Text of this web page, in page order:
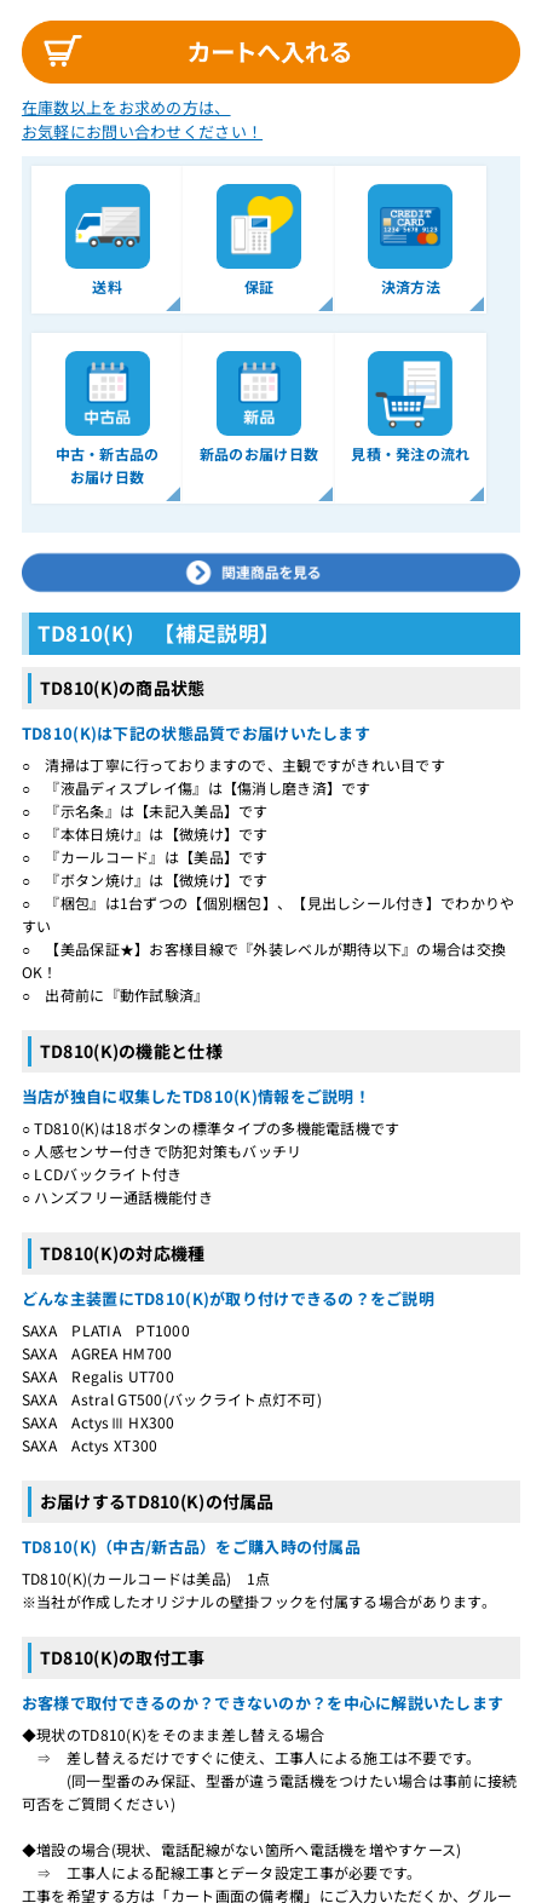
在庫数以上をお求めの方は、
お気軽にお問い合わせください！
送料 保証 決済方法
中古・新古品の
お届け日数
新品のお届け日数 見積・発注の流れ
TD810(K) 【補足説明】
TD810(K)の商品状態
TD810(K)は下記の状態品質でお届けいたします
○ 清掃は丁寧に行っておりますので、主観ですがきれい目です
○ 『液晶ディスプレイ傷』は【傷消し磨き済】です
○ 『示名条』は【未記入美品】です
○ 『本体日焼け』は【微焼け】です
○ 『カールコード』は【美品】です
○ 『ボタン焼け』は【微焼け】です
○ 『梱包』は1台ずつの【個別梱包】、【見出しシール付き】でわかりや
すい
○ 【美品保証★】お客様目線で『外装レベルが期待以下』の場合は交換
OK！
○ 出荷前に『動作試験済』
TD810(K)の機能と仕様
当店が独自に収集したTD810(K)情報をご説明！
○ TD810(K)は18ボタンの標準タイプの多機能電話機です
○ 人感センサー付きで防犯対策もバッチリ
○ LCDバックライト付き
○ ハンズフリー通話機能付き
TD810(K)の対応機種
どんな主装置にTD810(K)が取り付けできるの？をご説明
SAXA PLATIA PT1000
SAXA AGREA HM700
SAXA Regalis UT700
SAXA Astral GT500(バックライト点灯不可)
SAXA ActysⅢ HX300
SAXA Actys XT300
お届けするTD810(K)の付属品
TD810(K)（中古/新古品）をご購入時の付属品
TD810(K)(カールコードは美品) 1点
※当社が作成したオリジナルの壁掛フックを付属する場合があります。
TD810(K)の取付工事
お客様で取付できるのか？できないのか？を中心に解説いたします
◆現状のTD810(K)をそのまま差し替える場合
⇒ 差し替えるだけですぐに使え、工事人による施工は不要です。
(同一型番のみ保証、型番が違う電話機をつけたい場合は事前に接続
可否をご質問ください)
◆増設の場合(現状、電話配線がない箇所へ電話機を増やすケース)
⇒ 工事人による配線工事とデータ設定工事が必要です。
工事を希望する方は「カート画面の備考欄」にご入力いただくか、グルー